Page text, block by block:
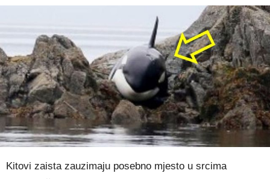
Kitovi zaista zauzimaju posebno mjesto u srcima